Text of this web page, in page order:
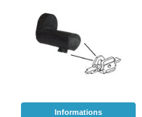
Informations